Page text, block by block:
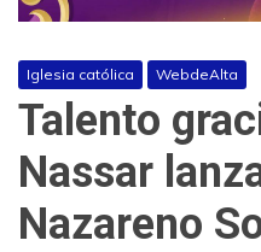
Iglesia católica WebdeAlta
Talento
Nassar
Nazareno